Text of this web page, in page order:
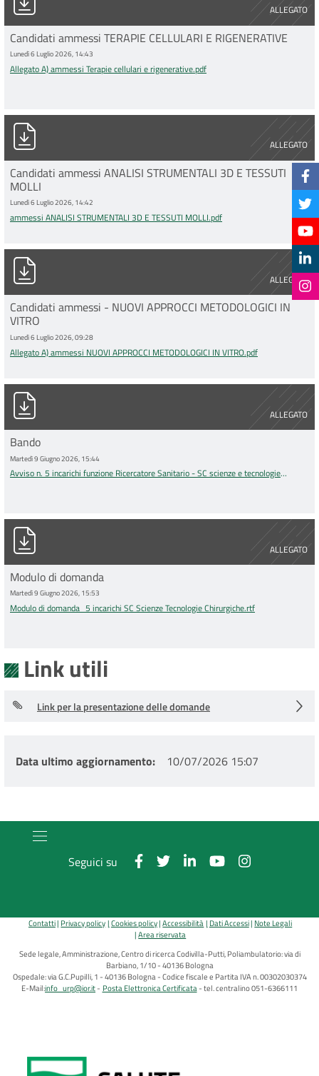
ALLEGATO
Candidati ammessi TERAPIE CELLULARI E RIGENERATIVE
Lunedì 6 Luglio 2026, 14:43
Allegato A) ammessi Terapie cellulari e rigenerative.pdf
ALLEGATO
ammessi ANALISI STRUMENTALI 3D E TESSUTI MOLLI.pdf
Candidati ammessi ANALISI STRUMENTALI 3D E TESSUTI
MOLLI
Lunedì 6 Luglio 2026, 14:42
ammessi ANALISI STRUMENTALI 3D E TESSUTI MOLLI.pdf
ALLEGATO
Allegato A) ammessi NUOVI APPROCCI METODOLOGICI IN
Candidati ammessi - NUOVI APPROCCI METODOLOGICI IN
VITRO
Lunedì 6 Luglio 2026, 09:28
Allegato A) ammessi NUOVI APPROCCI METODOLOGICI IN VITRO.pdf
ALLEGATO
Avviso n. 5 incarichi funzione Ricercatore Sanitario - SC
Bando
Martedì 9 Giugno 2026, 15:44
Avviso n. 5 incarichi funzione Ricercatore Sanitario - SC scienze e tecnologie
ALLEGATO
Modulo di domanda_5 incarichi SC Scienze Tecnologie
Modulo di domanda
Martedì 9 Giugno 2026, 15:53
Modulo di domanda_5 incarichi SC Scienze Tecnologie Chirurgiche.rtf
Link utili
Link per la presentazione delle domande
Data ultimo aggiornamento 10/07/2026 15:07
Seguici su
Contatti Privacy policy Cookies policy Accessibilità Dati Accessi Note Legali
Area riservata
Sede legale, Amministrazione, Centro di ricerca Codivilla-Putti, Poliambulatorio: via di
Barbiano, 1/10 - 40136 Bologna
Ospedale: via G.C.Pupilli, 1 - 40136 Bologna - Codice fiscale e Partita IVA n. 00302030374
E-Mail:info_urp@ior.it Posta Elettronica Certificata tel. centralino 051-6366111